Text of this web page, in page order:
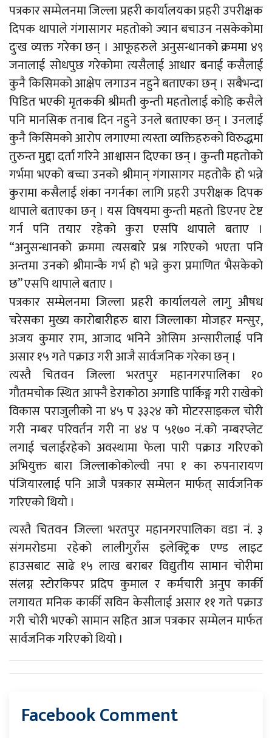
पत्रकार सम्मेलनमा जिल्ला प्रहरी कार्यालयका प्रहरी उपरीक्षक
दिपक थापाले गंगासागर महतोको ज्यान बचाउन नसकेकोमा
दुःख व्यक्त गरेका छन् । आफूहरुले अनुसन्धानको क्रममा ४९
जनालाई सोधपुछ गरेकोमा त्यसैलाई आधार बनाई कसैलाई
कुनै किसिमको आक्षेप लगाउन नहुने बताएका छन् । सबैभन्दा
पिडित भएकी मृतककी श्रीमती कुन्ती महतोलाई कोहि कसैले
पनि मानसिक तनाब दिन नहुने उनले बताएका छन् । उनलाई
कुनै किसिमको आरोप लगाएमा त्यस्ता व्यक्तिहरुको विरुद्धमा
तुरुन्त मुद्दा दर्ता गरिने आश्वासन दिएका छन् । कुन्ती महतोको
गर्भमा भएको बच्चा उनको श्रीमान् गंगासागर महतोकै हो भन्ने
कुरामा कसैलाई शंका नगर्नका लागि प्रहरी उपरीक्षक दिपक
थापाले बताएका छन् । यस विषयमा कुन्ती महतो डिएनए टेष्ट
गर्न पनि तयार रहेको कुरा एसपि थापाले बताए ।
“अनुसन्धानको क्रममा त्यसबारे प्रश्न गरिएको भएता पनि
अन्तमा उनको श्रीमान्कै गर्भ हो भन्ने कुरा प्रमाणित भैसकेको
छ” एसपि थापाले बताए ।
पत्रकार सम्मेलनमा जिल्ला प्रहरी कार्यालयले लागु औषध
चरेसका मुख्य कारोबारीहरु बारा जिल्लाका मोजहर मन्सुर,
अजय कुमार राम, आजाद भनिने ओसिम अन्सारीलाई पनि
असार १५ गते पक्राउ गरी आजै सार्वजनिक गरेका छन् ।
त्यस्तै चितवन जिल्ला भरतपुर महानगरपालिका १०
गौतमचोक स्थित आफ्नै डेराकोठा अगाडि पार्किङ्ग गरी राखेको
विकास पराजुलीको ना ४५ प ३३२४ को मोटरसाइकल चोरी
गरी नम्बर परिवर्तन गरी ना ४४ प ५१७० नं.को नम्बरप्लेट
लगाई चलाईरहेको अवस्थामा फेला पारी पक्राउ गरिएको
अभियुक्त बारा जिल्लाकोकोल्वी नपा १ का रुपनारायण
पंजियारलाई पनि आजै पत्रकार सम्मेलन मार्फत् सार्वजनिक
गरिएको थियो ।
त्यस्तै चितवन जिल्ला भरतपुर महानगरपालिका वडा नं. ३
संगमरोडमा रहेको लालीगुराँस इलेक्ट्रिक एण्ड लाइट
हाउसबाट साढे १५ लाख बराबर विद्युतीय सामान चोरीमा
संलग्न स्टोरकिपर प्रदिप कुमाल र कर्मचारी अनुप कार्की
लगायत मनिक कार्की सविन केसीलाई असार ११ गते पक्राउ
गरी चोरी भएको सामान सहित आज पत्रकार सम्मेलन मार्फत
सार्वजनिक गरिएको थियो ।
Facebook Comment